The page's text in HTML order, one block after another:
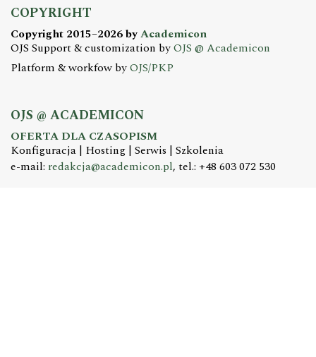
COPYRIGHT
Copyright 2015–2026 byAcademicon
OJS Support & customization byOJS @ Academicon
Platform & workfow byOJS/PKP
OJS @ ACADEMICON
OFERTA DLA CZASOPISM
Konfiguracja | Hosting | Serwis | Szkolenia
e-mail: redakcja@academicon.pl, tel.: +48 603 072 530